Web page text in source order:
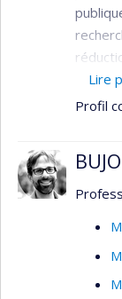
l'agro-
et
santé
Lire
Profil